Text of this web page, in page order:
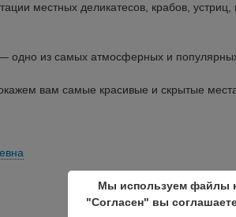
местных деликатесов, крабов,
одно из самых атмосферных и
вам самые красивые и скрытые места
Мы используем файлы
"Согласен" вы